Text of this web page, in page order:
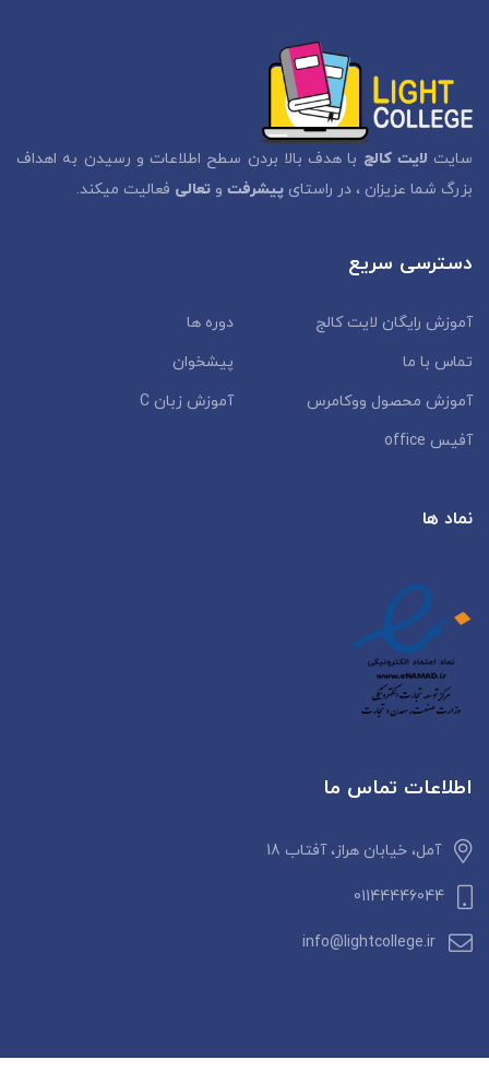
سایت لایت کالج با هدف بالا بردن سطح اطلاعات و رسیدن به اهداف
بزرگ شما عزیزان ، در راستای پیشرفت و تعالی فعالیت میکند.
دسترسی سریع
آموزش رایگان لایت کالج
دوره ها
تماس با ما
پیشخوان
آموزش محصول ووکامرس
آموزش زبان C
آفیس office
نماد ها
اطلاعات تماس ما
آمل، خیابان هراز، آفتاب 18
01144446044
info@lightcollege.ir